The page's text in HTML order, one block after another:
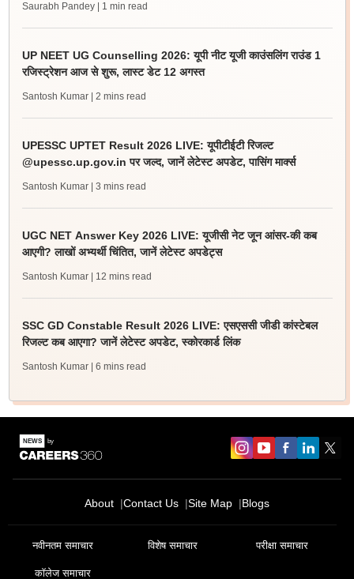
Saurabh Pandey | 1 min read
UP NEET UG Counselling 2026: यूपी नीट यूजी काउंसलिंग राउंड 1
रजिस्ट्रेशन आज से शुरू, लास्ट डेट 12 अगस्त
Santosh Kumar | 2 mins read
UPESSC UPTET Result 2026 LIVE: यूपीटीईटी रिजल्ट
@upessc.up.gov.in पर जल्द, जानें लेटेस्ट अपडेट, पासिंग मार्क्स
Santosh Kumar | 3 mins read
UGC NET Answer Key 2026 LIVE: यूजीसी नेट जून आंसर-की कब
आएगी? लाखों अभ्यर्थी चिंतित, जानें लेटेस्ट अपडेट्स
Santosh Kumar | 12 mins read
SSC GD Constable Result 2026 LIVE: एसएससी जीडी कांस्टेबल
रिजल्ट कब आएगा? जानें लेटेस्ट अपडेट, स्कोरकार्ड लिंक
Santosh Kumar | 6 mins read
About Contact Us Site Map Blogs
नवीनतम समाचार विशेष समाचार परीक्षा समाचार
कॉलेज समाचार